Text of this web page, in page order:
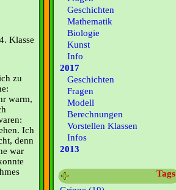
Klasse
zu
warm,
Ich
denn
war
Geschichten
Mathematik
Biologie
Kunst
Info
2017
Geschichten
Fragen
Modell
Berechnungen
Vorstellen Klassen
Infos
2013
Tags